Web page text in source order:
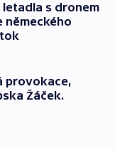
s dronem
německého
provokace,
Žáček.